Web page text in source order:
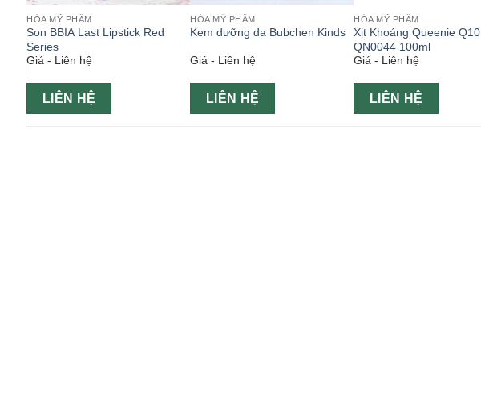
HÓA MỸ PHẨM
Son BBIA Last Lipstick Red
Series
Giá - Liên hệ
LIÊN HỆ
HÓA MỸ PHẨM
Kem dưỡng da Bubchen Kinds
Giá - Liên hệ
LIÊN HỆ
HÓA MỸ PHẨM
Xịt Khoáng Queenie Q10
QN0044 100ml
Giá - Liên hệ
LIÊN HỆ